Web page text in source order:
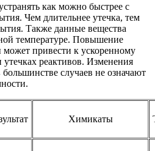
как можно быстрее с
Чем длительнее утечка, тем
Также данные вещества
температуре. Повышение
может привести к ускоренному
реактивов. Изменения
случаев не означают
Химикаты